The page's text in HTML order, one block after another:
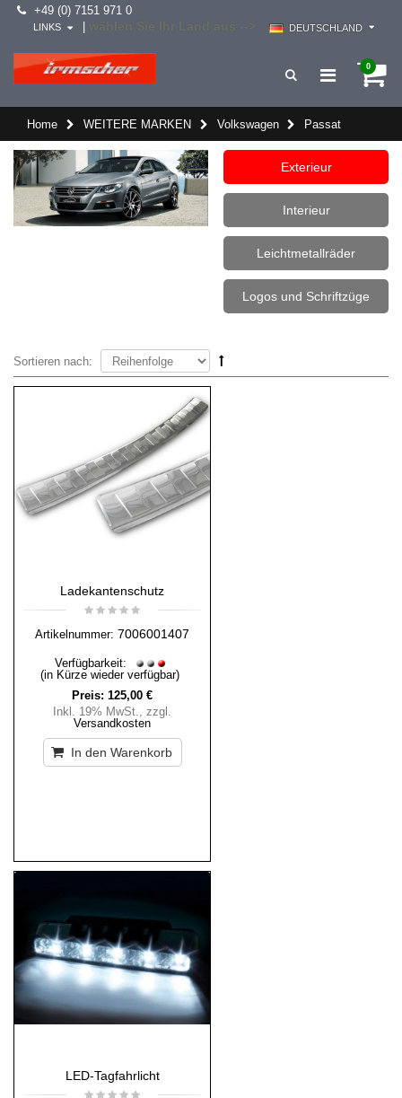
+49 (0) 7151 971 0
DEUTSCHLAND
LINKS
0
Home WEITERE MARKEN Volkswagen Passat
Exterieur
Interieur
Leichtmetallräder
Logos und Schriftzüge
Sortieren nach:
Ladekantenschutz
Artikelnummer: 7006001407
Verfügbarkeit:
(in Kürze wieder verfügbar)
Preis: 125,00 €
Inkl. 19% MwSt., zzgl.
Versandkosten
In den Warenkorb
LED-Tagfahrlicht